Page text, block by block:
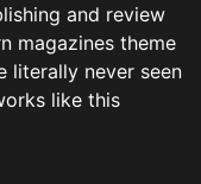
and review
magazines theme
literally never seen
like this